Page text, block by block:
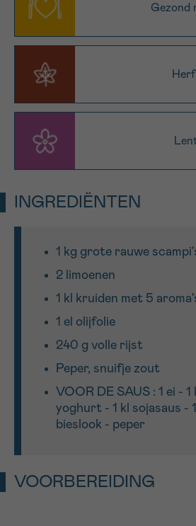
Gezond
INGREDIËNTEN
1 kg grote rauwe
2 limoenen
1 kl kruiden met 5
1 el olijfolie
240 g volle rijst
Peper, snuifje zout
VOOR DE SAUS : 1 ei -
yoghurt - 1 kl sojasaus -
bieslook - peper
VOORBEREIDING
MIJN VRAAG
Ik aanvaard de